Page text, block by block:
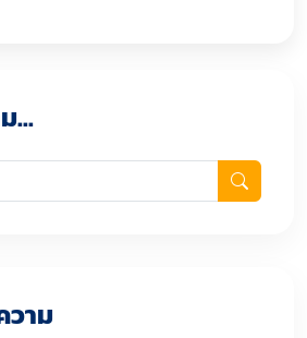
...
าม